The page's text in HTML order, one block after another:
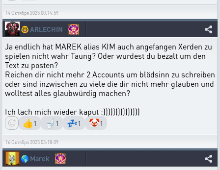
14 Октября 2025 00:14:59
🤓ARLECHIN
Ja endlich hat MAREK alias KIM auch angefangen Xerden zu
spielen nicht wahr Taung? Oder wurdest du bezalt um den
Text zu posten?
Reichen dir nicht mehr 2 Accounts um blödsinn zu schreiben
oder sind inzwischen zu viele die dir nicht mehr glauben und
wolltest alles glaubwürdig machen?
Ich lach mich wieder kaput :)))))))))))))))
👍1 🚽 1 💤1 🤡1
16 Октября 2025 03:18:09
🌎Marek